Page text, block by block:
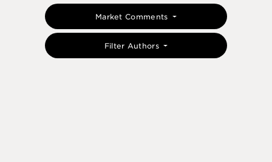
Market Comments
Filter Authors